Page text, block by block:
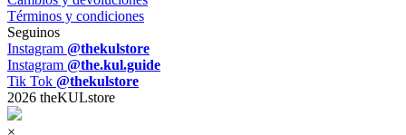
Términos y condiciones
Seguinos
Instagram @thekulstore
Instagram @the.kul.guide
Tik Tok @thekulstore
2026 theKULstore
×